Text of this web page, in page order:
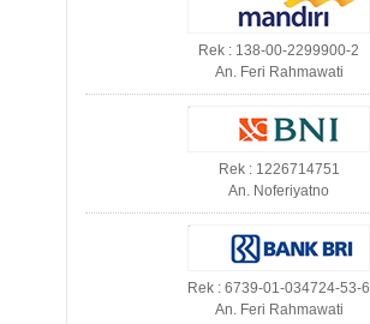
Rek : 138-00-2299900-2
An. Feri Rahmawati
Rek : 1226714751
An. Noferiyatno
Rek : 6739-01-034724-53-6
An. Feri Rahmawati